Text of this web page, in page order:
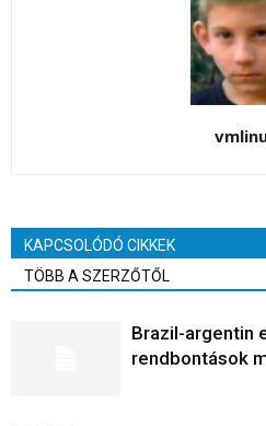
KAPCSOLÓDÓ CIKKEK
TÖBB A SZERZŐTŐL
Brazil-argentin
rendbontások